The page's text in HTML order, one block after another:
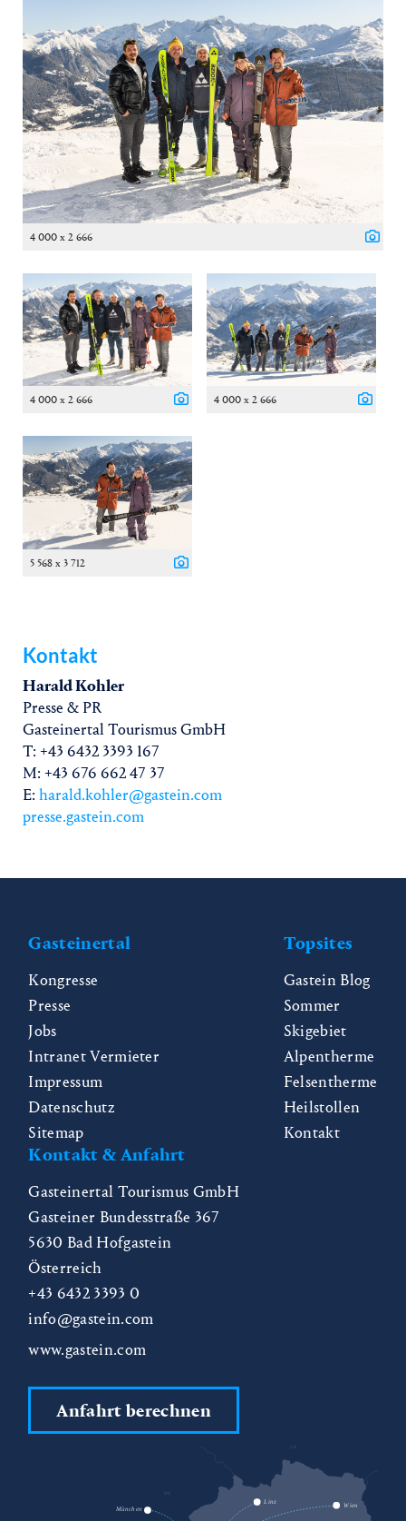
4 000 x 2 666
4 000 x 2 666 4 000 x 2 666
5 568 x 3 712
Kontakt
Harald Kohler
Presse & PR
Gasteinertal Tourismus GmbH
T: +43 6432 3393 167
M: +43 676 662 47 37
E: harald.kohler@gastein.com
presse.gastein.com
Gasteinertal
Kongresse
Presse
Jobs
Intranet Vermieter
Impressum
Datenschutz
Sitemap
Topsites
Gastein Blog
Sommer
Skigebiet
Alpentherme
Felsentherme
Heilstollen
Kontakt
Kontakt & Anfahrt
Gasteinertal Tourismus GmbH
Gasteiner Bundesstraße 367
5630 Bad Hofgastein
Österreich
+43 6432 3393 0
info@gastein.com
www.gastein.com
Anfahrt berechnen
München
Wien
Linz
CZ